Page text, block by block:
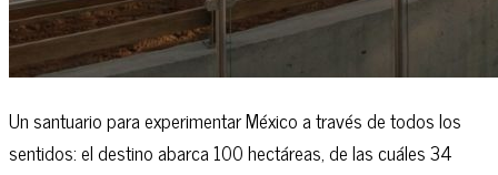
Un santuario para experimentar México a través de todos los
sentidos: el destino abarca 100 hectáreas, de las cuáles 34